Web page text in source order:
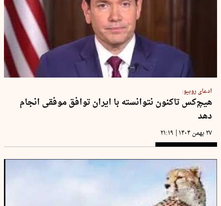
ادعای روبیو:
هیچ‌کس تاکنون نتوانسته با ایران توافق موفقی انجام
دهد
۲۷ بهمن ۱۴۰۴ | ۲۱:۱۹